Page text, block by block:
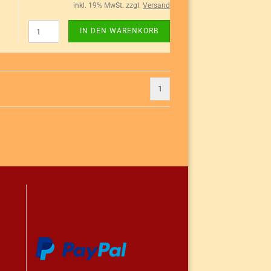
inkl. 19% MwSt. zzgl. Versand
IN DEN WARENKORB
1